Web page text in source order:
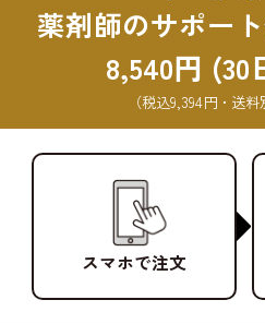
薬剤師のサポート
8,540円 (30
（税込9,394円・送料
スマホで注文